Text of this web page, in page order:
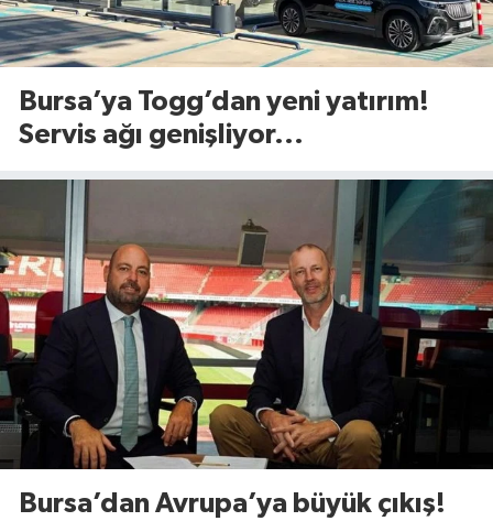
Bursa’ya Togg’dan yeni yatırım!
Servis ağı genişliyor...
Bursa’dan Avrupa’ya büyük çıkış!